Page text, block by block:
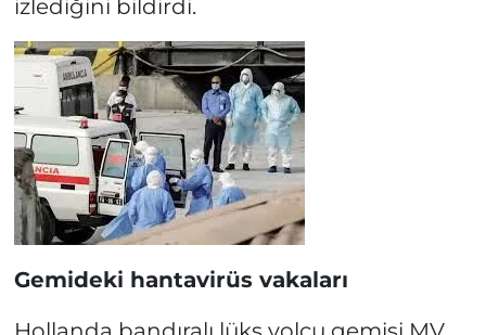
izlediğini bildirdi.
Gemideki hantavirüs vakaları